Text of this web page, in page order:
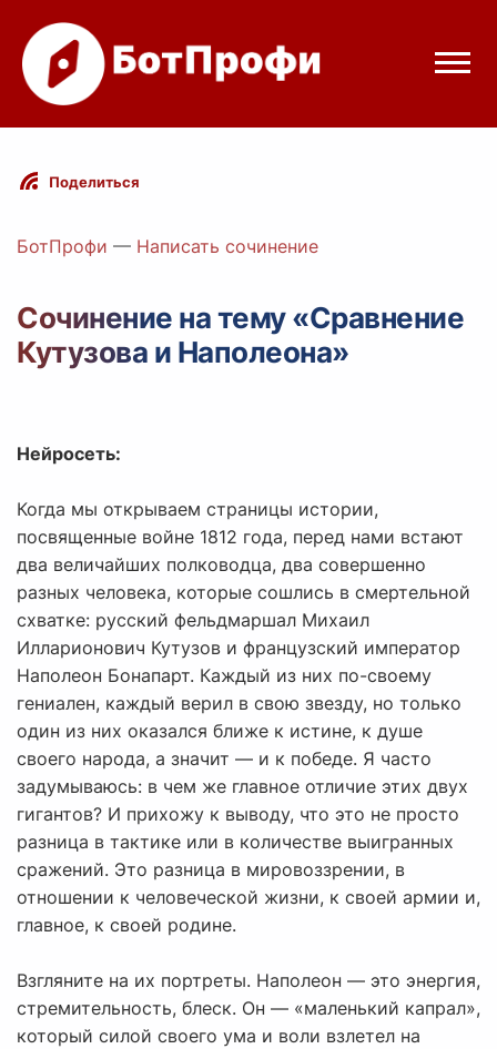
Режимы бота
Цены
Вход с Telegram
Поделиться
БотПрофи — Написать сочинение
Сочинение на тему «Сравнение
Кутузова и Наполеона»
Нейросеть:
Когда мы открываем страницы истории,
посвященные войне 1812 года, перед нами встают
два величайших полководца, два совершенно
разных человека, которые сошлись в смертельной
схватке: русский фельдмаршал Михаил
Илларионович Кутузов и французский император
Наполеон Бонапарт. Каждый из них по-своему
гениален, каждый верил в свою звезду, но только
один из них оказался ближе к истине, к душе
своего народа, а значит — и к победе. Я часто
задумываюсь: в чем же главное отличие этих двух
гигантов? И прихожу к выводу, что это не просто
разница в тактике или в количестве выигранных
сражений. Это разница в мировоззрении, в
отношении к человеческой жизни, к своей армии и,
главное, к своей родине.
Взгляните на их портреты. Наполеон — это энергия,
стремительность, блеск. Он — «маленький капрал»,
который силой своего ума и воли взлетел на